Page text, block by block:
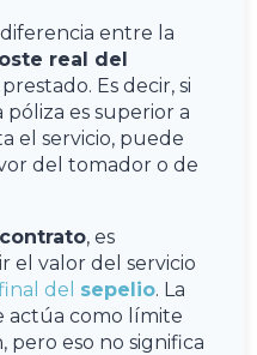
entre la
real del
Es decir, si
es superior a
el servicio, puede
del tomador o de
contrato, es
el valor del servicio
del sepelio. La
actúa como límite
pero eso no significa